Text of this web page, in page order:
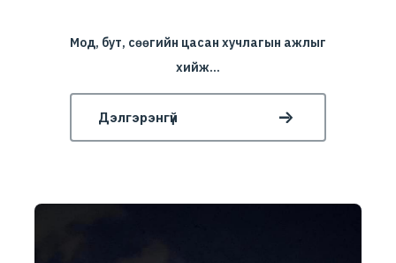
Мод, бут, сөөгийн цасан хучлагын ажлыг
хийж...
Дэлгэрэнгүй